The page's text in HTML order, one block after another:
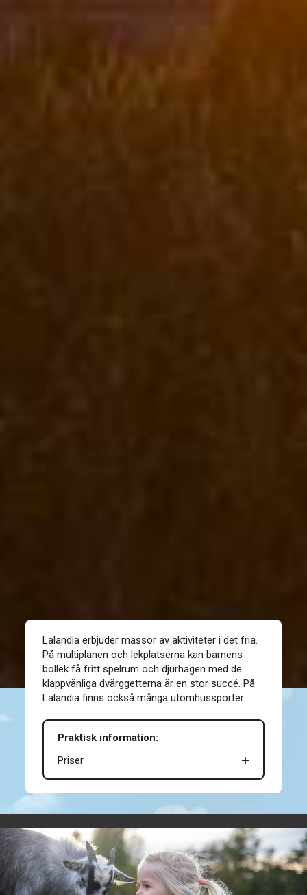
Lalandia erbjuder massor av aktiviteter i det fria.
På multiplanen och lekplatserna kan barnens
bollek få fritt spelrum och djurhagen med de
klappvänliga dvärggetterna är en stor succé. På
Lalandia finns också många utomhussporter.
Praktisk information:
Priser